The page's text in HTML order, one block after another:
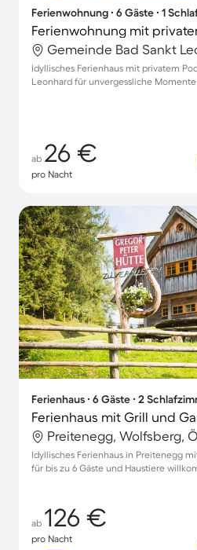
Ferienwohnung ∙ 6 Gäste ∙ 1
Idyllisches Ferienhaus mit privatem
Leonhard für unvergessliche
ab 26 €
pro Nacht
Ferienhaus ∙ 6 Gäste ∙ 2
Ferienhaus mit Grill und
Preitenegg, Wolfsberg,
Idyllisches Ferienhaus in Preitenegg
für bis zu 6 Gäste und Haustiere
ab 126 €
pro Nacht